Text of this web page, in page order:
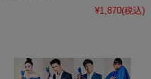
¥1,870(税込)